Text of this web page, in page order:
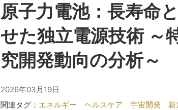
原子力電池：長寿命
せた独立電源技術 ～
究開発動向の分析～
2026年03月19日
関連タグ： エネルギー ヘルスケア 宇宙開発 新